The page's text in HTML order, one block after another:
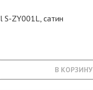
S-ZY001L, сатин
В КОРЗИНУ